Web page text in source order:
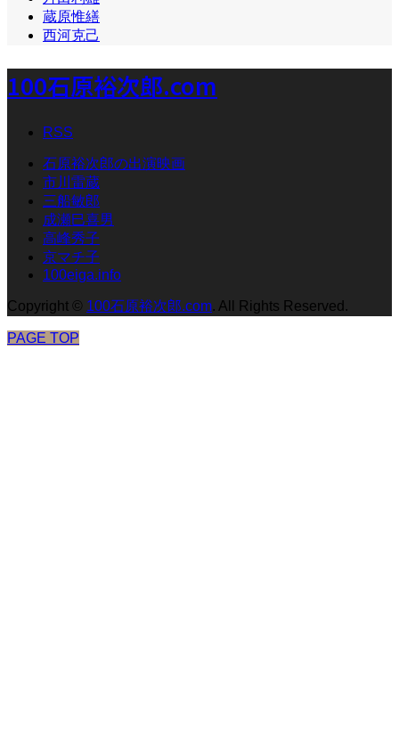
蔵原惟繕
西河克己
100石原裕次郎.com
RSS
石原裕次郎の出演映画
市川雷蔵
三船敏郎
成瀬巳喜男
高峰秀子
京マチ子
100eiga.info
Copyright © 100石原裕次郎.com. All Rights Reserved.
PAGE TOP